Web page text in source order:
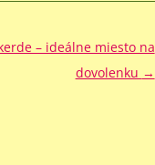
– ideálne miesto na
dovolenku →